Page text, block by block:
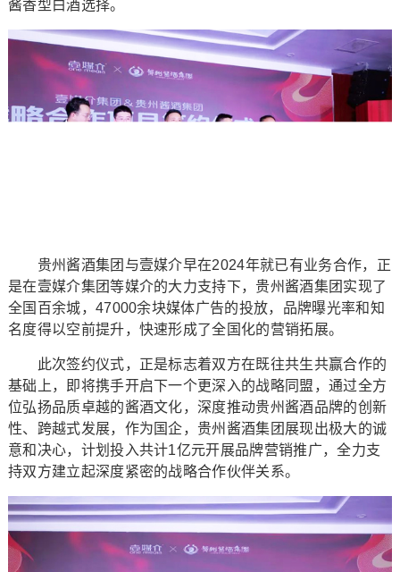
酱香型白酒选择。
贵州酱酒集团与壹媒介早在2024年就已有业务合作，正
是在壹媒介集团等媒介的大力支持下，贵州酱酒集团实现了
全国百余城，47000余块媒体广告的投放，品牌曝光率和知
名度得以空前提升，快速形成了全国化的营销拓展。
此次签约仪式，正是标志着双方在既往共生共赢合作的
基础上，即将携手开启下一个更深入的战略同盟，通过全方
位弘扬品质卓越的酱酒文化，深度推动贵州酱酒品牌的创新
性、跨越式发展，作为国企，贵州酱酒集团展现出极大的诚
意和决心，计划投入共计1亿元开展品牌营销推广，全力支
持双方建立起深度紧密的战略合作伙伴关系。